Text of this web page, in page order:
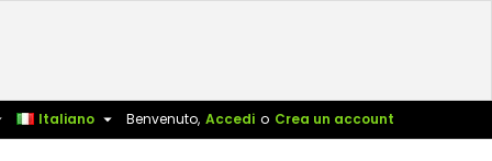
Benvenuto, Accedi o Crea un account
Italiano 